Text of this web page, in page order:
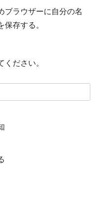
ブラウザーに自分の名
存する。
ださい。